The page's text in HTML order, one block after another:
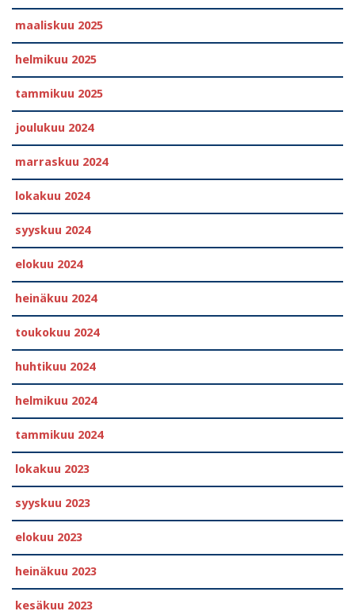
maaliskuu 2025
helmikuu 2025
tammikuu 2025
joulukuu 2024
marraskuu 2024
lokakuu 2024
syyskuu 2024
elokuu 2024
heinäkuu 2024
toukokuu 2024
huhtikuu 2024
helmikuu 2024
tammikuu 2024
lokakuu 2023
syyskuu 2023
elokuu 2023
heinäkuu 2023
kesäkuu 2023